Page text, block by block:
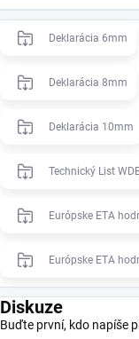
Deklarácia 6mm
Deklarácia 8mm
Deklarácia 10mm
Technický List
Európske ETA
Európske ETA
Diskuze
Buďte první, kdo napíše